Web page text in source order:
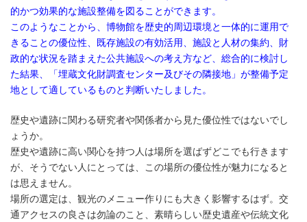
的かつ効果的な施設整備を図ることができます。
このようなことから、博物館を歴史的周辺環境と一体的に運用で
きることの優位性、既存施設の有効活用、施設と人材の集約、財
政的な状況を踏まえた公共施設への考え方など、総合的に検討し
た結果、「埋蔵文化財調査センター及びその隣接地」が整備予定
地として適しているものと判断いたしました。
歴史や遺跡に関わる研究者や関係者から見た優位性ではないでし
ょうか。
歴史や遺跡に高い関心を持つ人は場所を選ばずどこでも行きます
が、そうでない人にとっては、この場所の優位性が魅力になると
は思えません。
場所の選定は、観光のメニュー作りにも大きく影響するはず。交
通アクセスの良さは勿論のこと、素晴らしい歴史遺産や伝統文化